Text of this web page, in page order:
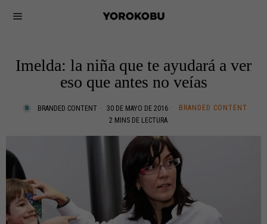
Imelda: la niña que te ayudará a ver
eso que antes no veías
BRANDED CONTENT 30 DE MAYO DE 2016
BRANDED CONTENT
2 MINS DE LECTURA